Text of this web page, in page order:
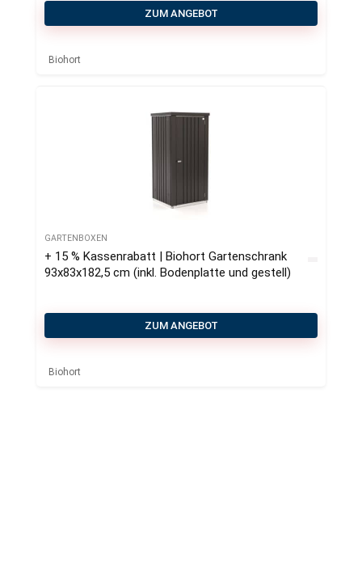
ZUM ANGEBOT
Biohort
GARTENBOXEN
+ 15 % Kassenrabatt | Biohort Gartenschrank
93x83x182,5 cm (inkl. Bodenplatte und gestell)
ZUM ANGEBOT
Biohort